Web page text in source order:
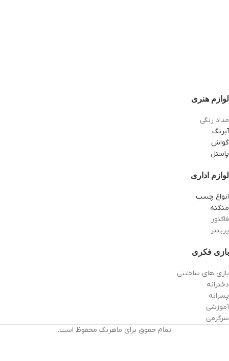
لوازم هنری
مداد رنگی
آبرنگ
گواش
پاستل
لوازم اداری
انواع چسب
منگنه
فاکتور
پرینتر
بازی فکری
بازی های ساختنی
دخترانه
پسرانه
آموزشی
سرگرمی
تمام حقوق برای ماهرنگ محفوظ است.